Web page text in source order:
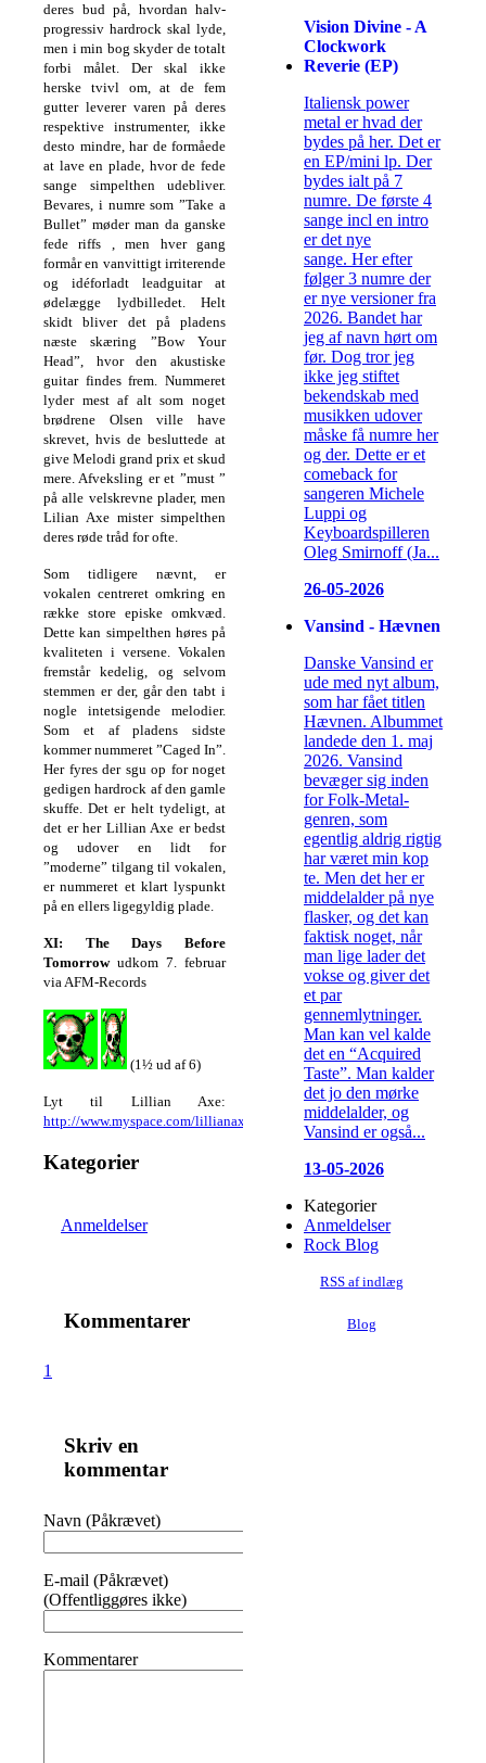
deres bud på, hvordan halv-
progressiv hardrock skal lyde,
men i min bog skyder de totalt
forbi målet. Der skal ikke
herske tvivl om, at de fem
gutter leverer varen på deres
respektive instrumenter, ikke
desto mindre, har de formåede
at lave en plade, hvor de fede
sange simpelthen udebliver.
Bevares, i numre som ”Take a
Bullet” møder man da ganske
fede riffs , men hver gang
formår en vanvittigt irriterende
og idéforladt leadguitar at
ødelægge lydbilledet. Helt
skidt bliver det på pladens
næste skæring ”Bow Your
Head”, hvor den akustiske
guitar findes frem. Nummeret
lyder mest af alt som noget
brødrene Olsen ville have
skrevet, hvis de besluttede at
give Melodi grand prix et skud
mere. Afveksling er et ”must ”
på alle velskrevne plader, men
Lilian Axe mister simpelthen
deres røde tråd for ofte.
Som tidligere nævnt, er
vokalen centreret omkring en
række store episke omkvæd.
Dette kan simpelthen høres på
kvaliteten i versene. Vokalen
fremstår kedelig, og selvom
stemmen er der, går den tabt i
nogle intetsigende melodier.
Som et af pladens sidste
kommer nummeret ”Caged In”.
Her fyres der sgu op for noget
gedigen hardrock af den gamle
skuffe. Det er helt tydeligt, at
det er her Lillian Axe er bedst
og udover en lidt for
”moderne” tilgang til vokalen,
er nummeret et klart lyspunkt
på en ellers ligegyldig plade.
XI: The Days Before
Tomorrowudkom 7. februar
via AFM-Records
(1½ ud af 6)
Lyt til Lillian Axe:
http://www.myspace.com/lillianaxe
Kategorier
Anmeldelser
Kommentarer
1
Skriv en
kommentar
Navn (Påkrævet)
E-mail (Påkrævet)
(Offentliggøres ikke)
Kommentarer
Vision Divine - A
Clockwork
Reverie (EP)
Italiensk power
metal er hvad der
bydes på her. Det er
en EP/mini lp. Der
bydes ialt på 7
numre. De første 4
sange incl en intro
er det nye
sange. Her efter
følger 3 numre der
er nye versioner fra
2026. Bandet har
jeg af navn hørt om
før. Dog tror jeg
ikke jeg stiftet
bekendskab med
musikken udover
måske få numre her
og der. Dette er et
comeback for
sangeren Michele
Luppi og
Keyboardspilleren
Oleg Smirnoff (Ja...
26-05-2026
Vansind - Hævnen
Danske Vansind er
ude med nyt album,
som har fået titlen
Hævnen. Albummet
landede den 1. maj
2026. Vansind
bevæger sig inden
for Folk-Metal-
genren, som
egentlig aldrig rigtig
har været min kop
te. Men det her er
middelalder på nye
flasker, og det kan
faktisk noget, når
man lige lader det
vokse og giver det
et par
gennemlytninger.
Man kan vel kalde
det en “Acquired
Taste”. Man kalder
det jo den mørke
middelalder, og
Vansind er også...
13-05-2026
Kategorier
Anmeldelser
Rock Blog
RSS af indlæg
Blog